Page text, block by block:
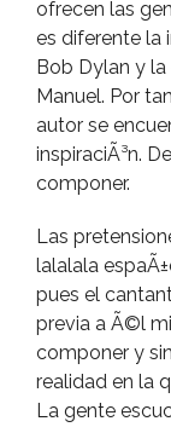
ofrecen las
es diferente la
Bob Dylan y
Manuel. Por
autor se
inspiraciÃ³n.
componer.
Las
lalalala
pues el
previa a Ã©l
componer y
realidad en la
La gente